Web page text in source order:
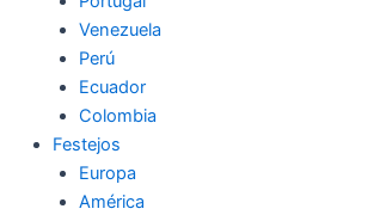
Venezuela
Perú
Ecuador
Colombia
Festejos
Europa
América